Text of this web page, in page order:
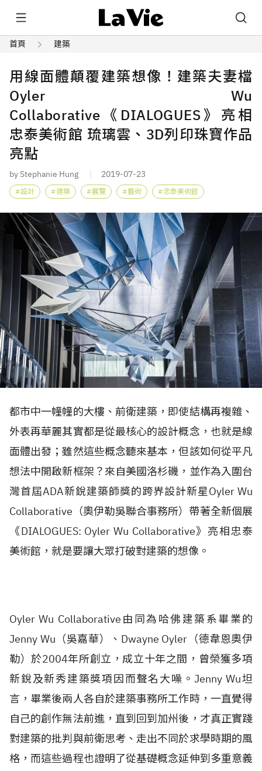
首頁 建築
用線面體顛覆建築想像！建築夫妻檔
Oyler Wu
Collaborative《DIALOGUES》亮相
忠泰美術館 琉璃雲、3D列印珠寶作品
亮點
by Stephanie Hung 2019-07-23
設計 建築 展覽 藝術 忠泰美術館
都市中一幢幢的大樓、前衛建築，即使結構再複雜、
外表再華麗其實都是從最核心的設計概念，也就是線
面體出發；雖然這些概念聽來基本，但該如何從平凡
想法中開啟新框架？來自美國洛杉磯，並作為入圍台
灣首屆ADA新銳建築師獎的跨界設計新星Oyler Wu
Collaborative（奧伊勒吳聯合事務所）帶著全新個展
《DIALOGUES: Oyler Wu Collaborative》亮相忠泰
美術館，就是要讓大眾打破對建築的想像。
Oyler Wu Collaborative由同為哈佛建築系畢業的
Jenny Wu（吳嘉華）、Dwayne Oyler（德韋恩奧伊
勒）於2004年所創立，成立十年之間，曾榮獲多項
新銳及新秀建築獎項因而聲名大噪。Jenny Wu坦
言，畢業後兩人各自於建築事務所工作時，一直覺得
自己的創作無法前進，直到回到加州後，才真正實踐
對建築的批判與前衛思考、走出不同於求學時期的風
格，而這些過程也證明了從基礎概念延伸到多重意義